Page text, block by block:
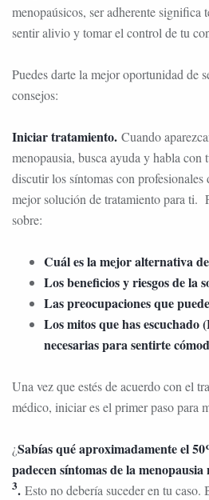
menopaúsicos, ser adherente significa
sentir alivio y tomar el control de tu
Puedes darte la mejor oportunidad de
consejos:
Iniciar tratamiento. Cuando
menopausia, busca ayuda y habla con
discutir los síntomas con profesionales
mejor solución de tratamiento para ti.
sobre:
Cuál es la mejor alternativa
Los beneficios y riesgos de la
Las preocupaciones que
Los mitos que has escuchado
necesarias para sentirte
Una vez que estés de acuerdo con el
médico, iniciar es el primer paso para
¿Sabías qué aproximadamente el
padecen síntomas de la
3. Esto no debería suceder en tu caso.